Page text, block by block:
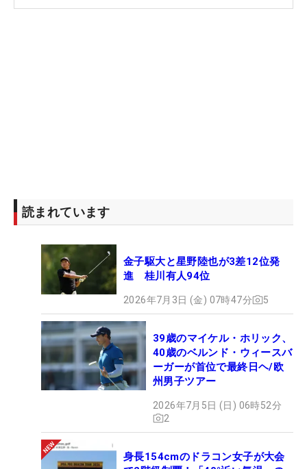
読まれています
金子駆大と星野陸也が3差12位発
進 桂川有人94位
2026年7月3日 (金) 07時47分 5
39歳のマイケル・ホリック、
40歳のベルンド・ウィースバ
ーガーが首位で最終日ヘ/欧
州男子ツアー
2026年7月5日 (日) 06時52分
2
身長154cmのドラコン女子が大会